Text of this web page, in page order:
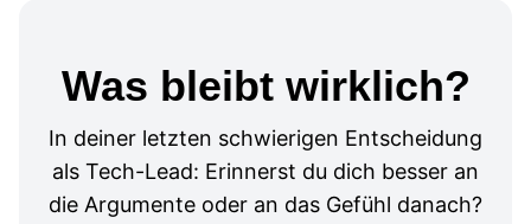
Was bleibt wirklich?
In deiner letzten schwierigen Entscheidung
als Tech-Lead: Erinnerst du dich besser an
die Argumente oder an das Gefühl danach?